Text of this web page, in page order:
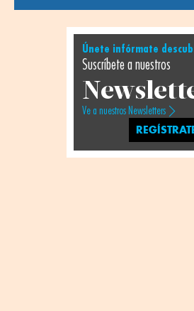
Únete infórmate
Suscríbete a nuestros
Ve a nuestros Newsletters